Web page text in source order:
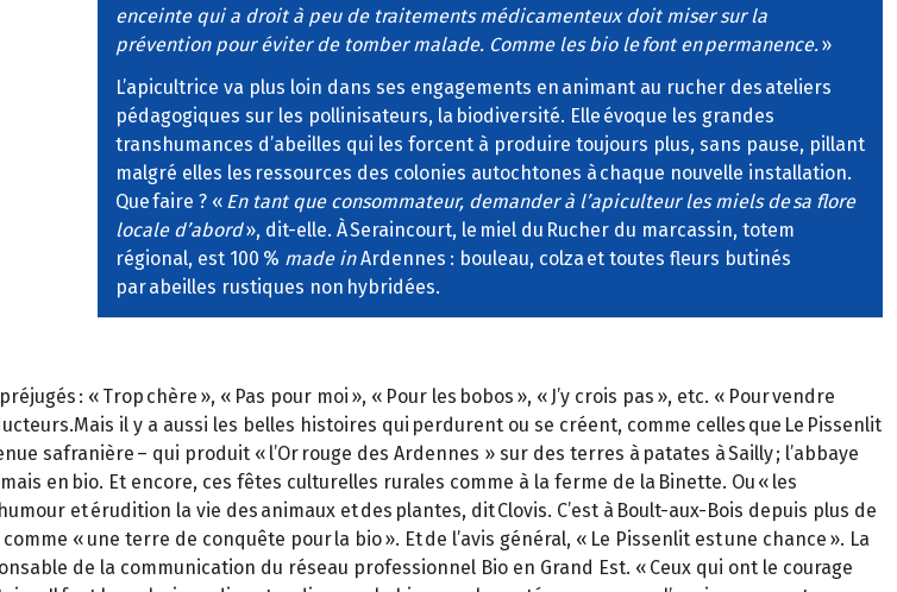
enceinte qui a droit à peu de traitements médicamenteux doit miser sur la
prévention pour éviter de tomber malade. Comme les bio le font en permanence.»
L’apicultrice va plus loin dans ses engagements en animant au rucher des ateliers
pédagogiques sur les pollinisateurs, la biodiversité. Elle évoque les grandes
transhumances d’abeilles qui les forcent à produire toujours plus, sans pause, pillant
malgré elles les ressources des colonies autochtones à chaque nouvelle installation.
Que faire ? « En tant que consommateur, demander à l’apiculteur les miels de sa flore
locale d’abord», dit-elle. À Seraincourt, le miel du Rucher du marcassin, totem
régional, est 100 % made inArdennes : bouleau, colza et toutes fleurs butinés
par abeilles rustiques non hybridées.
: « Trop chère », « Pas pour moi », « Pour les bobos », « J’y crois pas », etc. « Pour vendre
il y a aussi les belles histoires qui perdurent ou se créent, comme celles que Le Pissenlit
safranière – qui produit « l’Or rouge des Ardennes » sur des terres à patates à Sailly ; l’abbaye
en bio. Et encore, ces fêtes culturelles rurales comme à la ferme de la Binette. Ou « les
et érudition la vie des animaux et des plantes, dit Clovis. C’est à Boult-aux-Bois depuis plus de
« une terre de conquête pour la bio ». Et de l’avis général, « Le Pissenlit est une chance ». La
de la communication du réseau professionnel Bio en Grand Est. « Ceux qui ont le courage